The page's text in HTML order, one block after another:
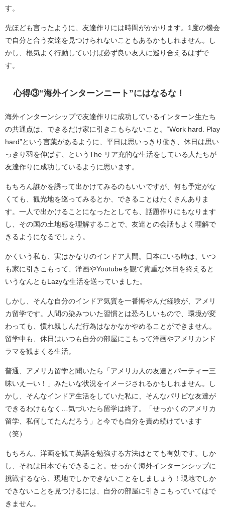
す。
先ほども言ったように、友達作りには時間がかかります。1度の機会
で自分と合う友達を見つけられないこともあるかもしれません。し
かし、根気よく行動していけば必ず良い友人に巡り合えるはずで
す。
心得③“海外インターンニート”にはなるな！
海外インターンシップで友達作りに成功しているインターン生たち
の共通点は、できるだけ家に引きこもらないこと。“Work hard. Play
hard”という言葉があるように、平日は思いっきり働き、休日は思い
っきり羽を伸ばす、というThe リア充的な生活をしている人たちが
友達作りに成功しているように思います。
もちろん誰かを誘って出かけてみるのもいいですが、何も予定がな
くても、観光地を巡ってみるとか、できることはたくさんありま
す。一人で出かけることになったとしても、話題作りにもなります
し、その国の土地感を理解することで、友達との会話もよく理解で
きるようになるでしょう。
かくいう私も、実はかなりのインドア人間。日本にいる時は、いつ
も家に引きこもって、洋画やYoutubeを観て貴重な休日を終えると
いうなんともLazyな生活を送っていました。
しかし、そんな自分のインドア気質を一番悔やんだ経験が、アメリ
カ留学です。人間の染みついた習慣とは恐ろしいもので、環境が変
わっても、慣れ親しんだ行為はなかなかやめることができません。
留学中も、休日はいつも自分の部屋にこもって洋画やアメリカンド
ラマを観まくる生活。
普通、アメリカ留学と聞いたら「アメリカ人の友達とパーティー三
昧いえーい！」みたいな状況をイメージされるかもしれません。し
かし、そんなインドア生活をしていた私に、そんなパリピな友達が
できるわけもなく…気づいたら留学は終了。「せっかくのアメリカ
留学、私何してたんだろう」と今でも自分を責め続けています
（笑）
もちろん、洋画を観て英語を勉強する方法はとても有効です。しか
し、それは日本でもできること。せっかく海外インターンシップに
挑戦するなら、現地でしかできないことをしましょう！現地でしか
できないことを見つけるには、自分の部屋に引きこもっていてはで
きません。